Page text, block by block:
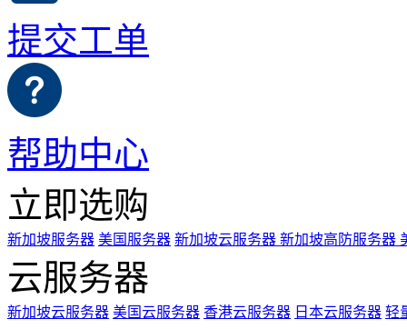
提交工单
帮助中心
立即选购
新加坡服务器 美国服务器 新加坡云服务器 新加坡高防服务器
云服务器
新加坡云服务器 美国云服务器 香港云服务器 日本云服务器 轻